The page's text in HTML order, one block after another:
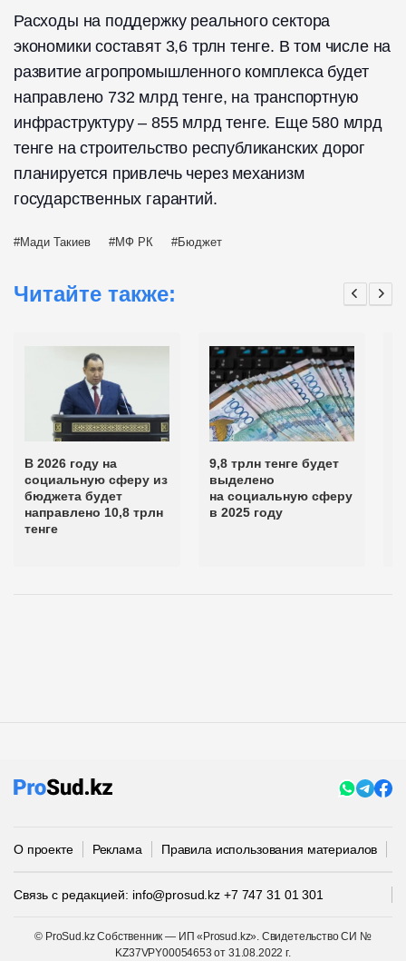
Расходы на поддержку реального сектора
экономики составят 3,6 трлн тенге. В том числе на
развитие агропромышленного комплекса будет
направлено 732 млрд тенге, на транспортную
инфраструктуру – 855 млрд тенге. Еще 580 млрд
тенге на строительство республиканских дорог
планируется привлечь через механизм
государственных гарантий.
Мади Такиев МФ РК Бюджет
Читайте также:
В 2026 году на
социальную сферу из
бюджета будет
направлено 10,8 трлн
тенге
9,8 трлн тенге будет
выделено
на социальную сферу
в 2025 году
О проекте Реклама Правила использования материалов
Связь с редакцией: info@prosud.kz +7 747 31 01 301
© ProSud.kz Собственник — ИП «Prosud.kz». Свидетельство СИ №
KZ37VPY00054653 от 31.08.2022 г.